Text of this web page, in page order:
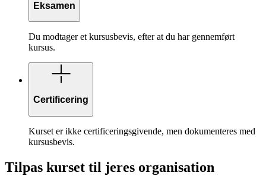
Eksamen
Du modtager et kursusbevis, efter at du har gennemført
kursus.
Certificering
Kurset er ikke certificeringsgivende, men dokumenteres med
kursusbevis.
Tilpas kurset til jeres organisation